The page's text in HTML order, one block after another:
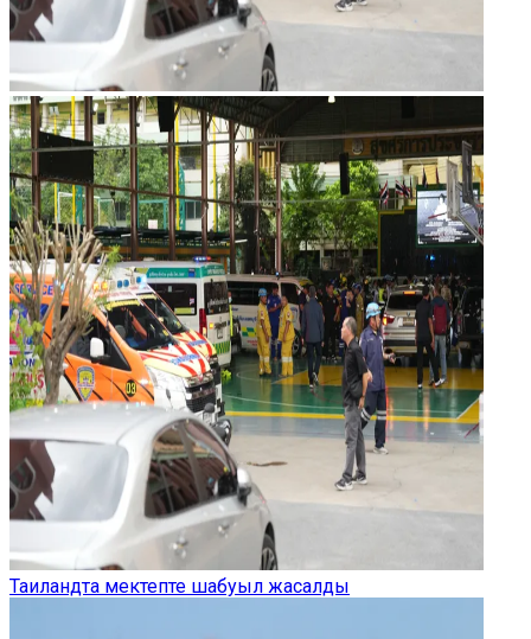
Таиландта мектепте шабуыл жасалды